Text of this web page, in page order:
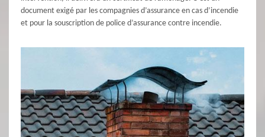
document exigé par les compagnies d’assurance en cas d’incendie
et pour la souscription de police d’assurance contre incendie.